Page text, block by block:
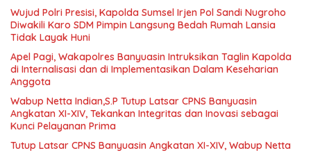
Wujud Polri Presisi, Kapolda Sumsel Irjen Pol Sandi Nugroho
Diwakili Karo SDM Pimpin Langsung Bedah Rumah Lansia
Tidak Layak Huni
Apel Pagi, Wakapolres Banyuasin Intruksikan Taglin Kapolda
di Internalisasi dan di Implementasikan Dalam Keseharian
Anggota
Wabup Netta Indian,S.P Tutup Latsar CPNS Banyuasin
Angkatan XI-XIV, Tekankan Integritas dan Inovasi sebagai
Kunci Pelayanan Prima
Tutup Latsar CPNS Banyuasin Angkatan XI-XIV, Wabup Netta